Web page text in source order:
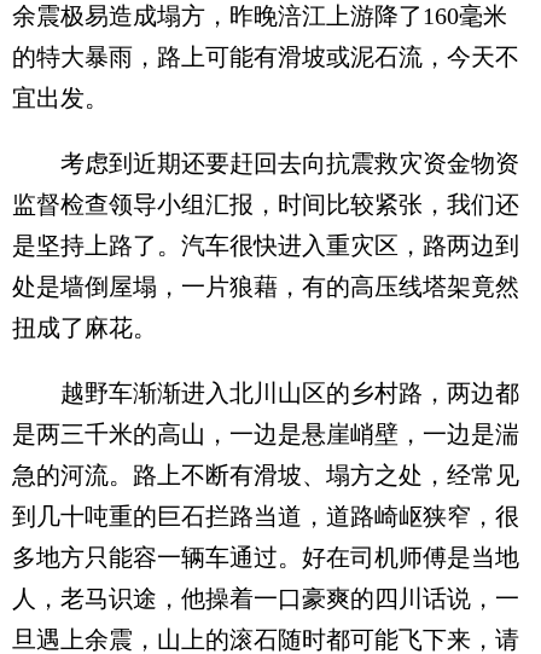
余震极易造成塌方，昨晚涪江上游降了160毫米
的特大暴雨，路上可能有滑坡或泥石流，今天不
宜出发。
考虑到近期还要赶回去向抗震救灾资金物资
监督检查领导小组汇报，时间比较紧张，我们还
是坚持上路了。汽车很快进入重灾区，路两边到
处是墙倒屋塌，一片狼藉，有的高压线塔架竟然
扭成了麻花。
越野车渐渐进入北川山区的乡村路，两边都
是两三千米的高山，一边是悬崖峭壁，一边是湍
急的河流。路上不断有滑坡、塌方之处，经常见
到几十吨重的巨石拦路当道，道路崎岖狭窄，很
多地方只能容一辆车通过。好在司机师傅是当地
人，老马识途，他操着一口豪爽的四川话说，一
旦遇上余震，山上的滚石随时都可能飞下来，请